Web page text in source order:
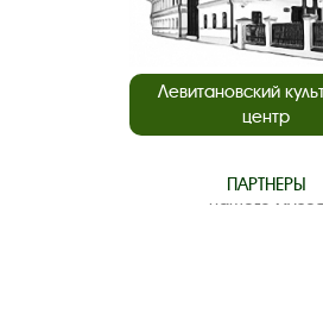
Левитановский
центр
ПАРТНЕРЫ
нашего музея